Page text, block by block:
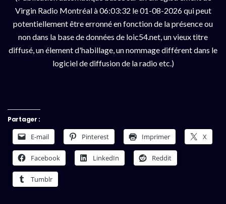
Virgin Radio Montréal à 06:03:32 le 01-08-2026 qui peut
potentiellement être erronné en fonction de la présence ou
non dans la base de données de loic54.net, un vieux titre
diffusé, un élement d'habillage, un nommage différent dans le
logiciel de diffusion de la radio etc.)
Partager :
E-mail Pinterest Imprimer X
Facebook LinkedIn Reddit
Tumblr